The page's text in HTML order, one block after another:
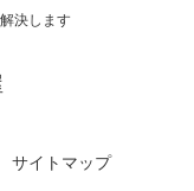
決します
サイトマップ